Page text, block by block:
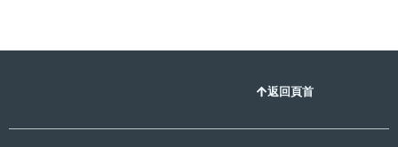
返回頁首